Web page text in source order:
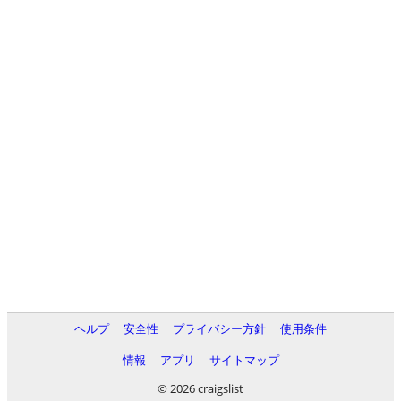
ヘルプ 安全性 プライバシー方針
使用条件
情報
アプリ
サイトマップ
© 2026 craigslist